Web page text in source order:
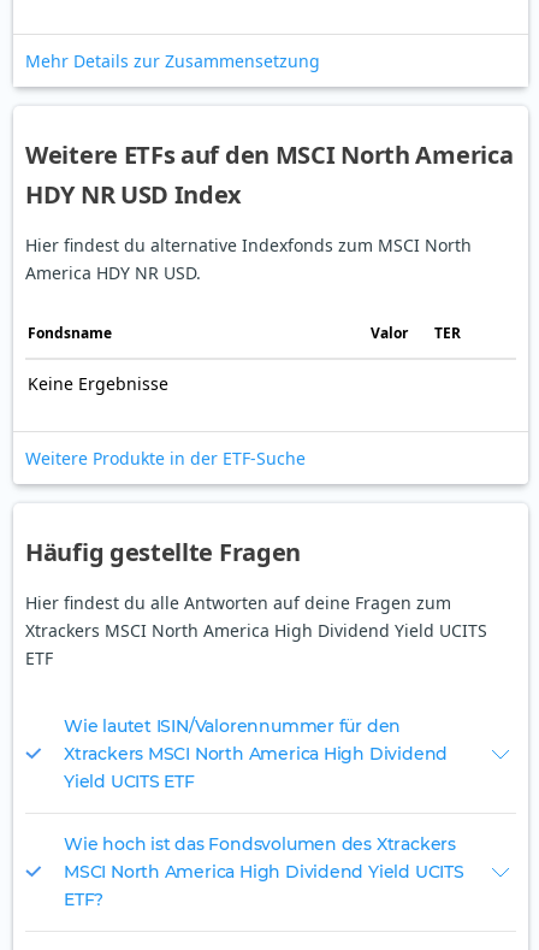
Mehr Details zur Zusammensetzung
Weitere ETFs auf den MSCI North America
HDY NR USD Index
Hier findest du alternative Indexfonds zum MSCI North
America HDY NR USD.
Fonds­name Valor TER
Keine Ergebnisse
Weitere Produkte in der ETF-Suche
Häufig gestellte Fragen
Hier findest du alle Antworten auf deine Fragen zum
Xtrackers MSCI North America High Dividend Yield UCITS
ETF
Wie lautet ISIN/Valorennummer für den
Xtrackers MSCI North America High Dividend
Yield UCITS ETF
Wie hoch ist das Fondsvolumen des Xtrackers
MSCI North America High Dividend Yield UCITS
ETF?